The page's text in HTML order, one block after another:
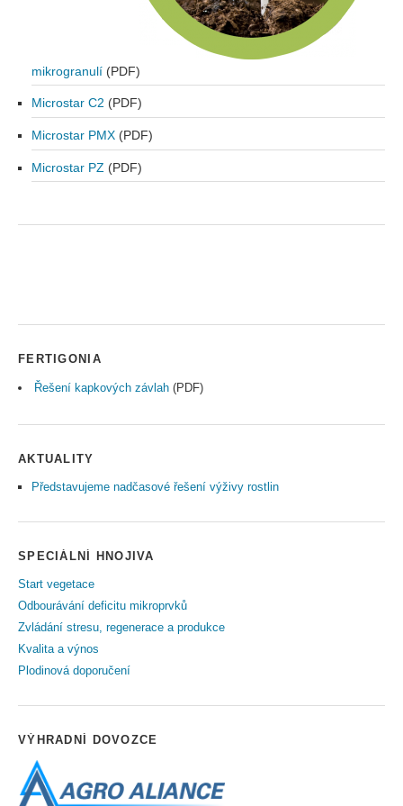
mikrogranulí (PDF)
Microstar C2 (PDF)
Microstar PMX (PDF)
Microstar PZ (PDF)
FERTIGONIA
Řešení kapkových závlah(PDF)
AKTUALITY
Představujeme nadčasové řešení výživy rostlin
SPECIÁLNÍ HNOJIVA
Start vegetace
Odbourávání deficitu mikroprvků
Zvládání stresu, regenerace a produkce
Kvalita a výnos
Plodinová doporučení
VÝHRADNÍ DOVOZCE